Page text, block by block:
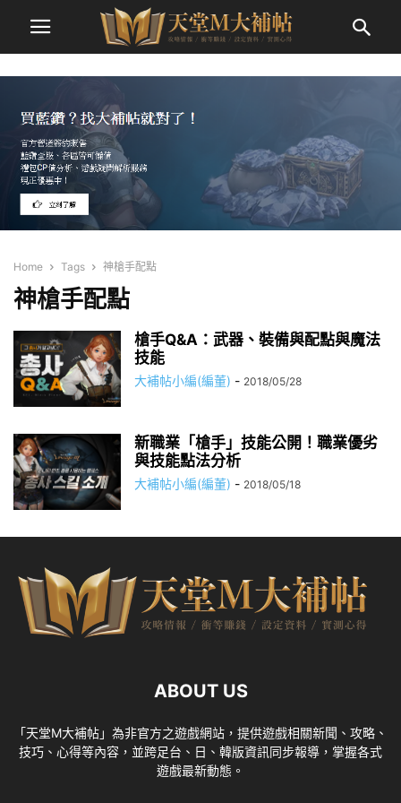
Home Tags 神槍手配點
神槍手配點
槍手Q&A：武器、裝備與配點與魔法
技能
大補帖小編(編董) - 2018/05/28
新職業「槍手」技能公開！職業優劣
與技能點法分析
大補帖小編(編董) - 2018/05/18
ABOUT US
「天堂M大補帖」為非官方之遊戲網站，提供遊戲相關新聞、攻略、
技巧、心得等內容，並跨足台、日、韓版資訊同步報導，掌握各式
遊戲最新動態。